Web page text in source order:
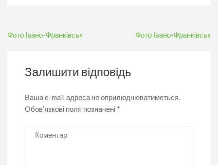
Навігація
Фото Івано-Франківськ Фото Івано-Франківськ
Залишити відповідь
Ваша e-mail адреса не оприлюднюватиметься.
Обов’язкові поля позначені *
Коментар